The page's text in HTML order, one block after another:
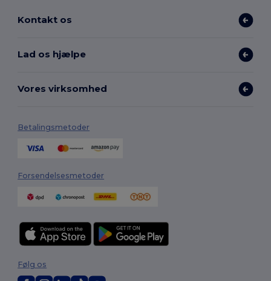
Kontakt os
Lad os hjælpe
Vores virksomhed
Betalingsmetoder
Forsendelsesmetoder
Følg os